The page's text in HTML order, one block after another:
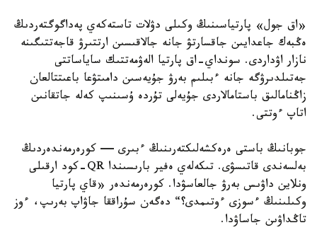
«اق جول» پارتياسىنىڭ وكىلى دۋلات تاستەكەي پەداگوگتەردىڭ
ەڭبەك جاعدايىن جاقسارتۋ جانە جالاقىسىن ارتتىرۋ قاجەتتىگىنە
نازار اۋداردى. سونداي-اق پارتيا الەۋمەتتىك ساياساتتى
جەتىلدىرۋگە جانە ءبىلىم بەرۋ جۇيەسىن دامىتۋعا باعىتتالعان
زاڭنامالىق باستامالاردى جۇيەلى تۇردە ۇسىنىپ كەلە جاتقانىن
اتاپ ءوتتى.
جوبانىڭ باستى ەرەكشەلىكتەرىنىڭ ءبىرى — كورەرمەندەردىڭ
بەلسەندى قاتىسۋى. تىكەلەي ەفير بارىسىندا QR-كود ارقىلى
ونلاين داۋىس بەرۋ جالعاسۋدا. كورەرمەندەر «قاي پارتيا
وكىلىنىڭ ءسوزى ءوتىمدى؟“ دەگەن سۇراققا جاۋاپ بەرىپ، ءوز
تاڭداۋىن جاساۋدا.